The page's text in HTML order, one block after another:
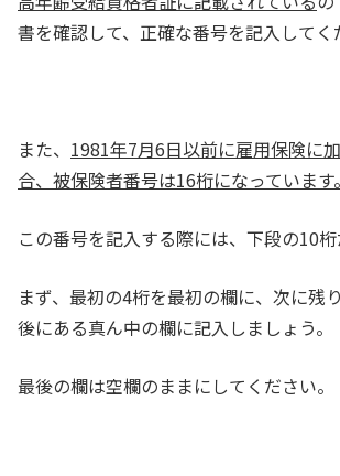
書を確認して、正確な番号を記入してく
また、 1981年7月6日以前に雇用保険に
合、被保険者番号は16桁になっています。
この番号を記入する際には、 下段の10
まず、最初の4桁を最初の欄に、次に残
後にある真ん中の欄に記入しましょう。
最後の欄は空欄のままにしてください。